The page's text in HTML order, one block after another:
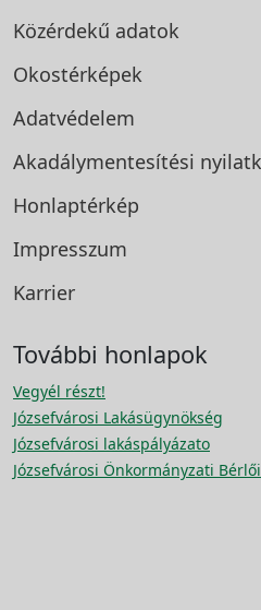
Közérdekű adatok
Okostérképek
Adatvédelem
Akadálymentesítési
Honlaptérkép
Impresszum
Karrier
További honlapok
Vegyél részt!
Józsefvárosi Lakásügynökség
Józsefvárosi lakáspályázato
Józsefvárosi Önkormányzati